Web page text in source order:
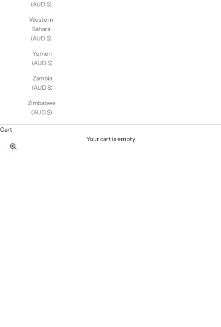
(AUD $)
Western
Sahara
(AUD $)
Yemen
(AUD $)
Zambia
(AUD $)
Zimbabwe
(AUD $)
Cart
Your cart is empty
Zoom picture